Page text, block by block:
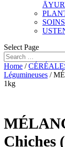
Select Page
Home /
Légumineuses /
1kg
Chiches